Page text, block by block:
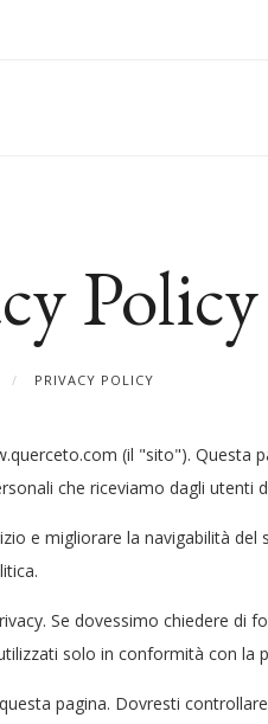
Policy
PRIVACY POLICY
(il "sito"). Questa
che riceviamo dagli utenti
e migliorare la navigabilità del
Se dovessimo chiedere di
solo in conformità con la
pagina. Dovresti